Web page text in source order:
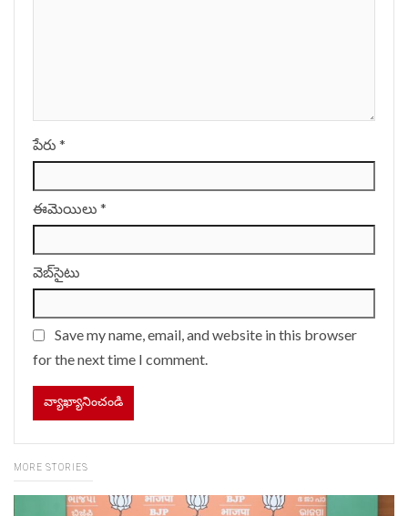
పేరు *
ఈమెయిలు *
వెబ్‌సైటు
Save my name, email, and website in this browser
for the next time I comment.
MORE STORIES